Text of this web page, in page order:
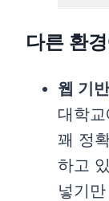
다른 환
웹 기
대학
꽤 정
하고
넣기